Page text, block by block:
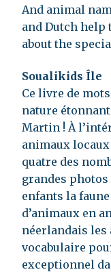
And animal
and Dutch
about the
Soualikids Île
Ce livre de
nature
Martin ! À
animaux
quatre des
grandes
enfants la
d’animaux en
néerlandais les
vocabulaire
exceptionnel